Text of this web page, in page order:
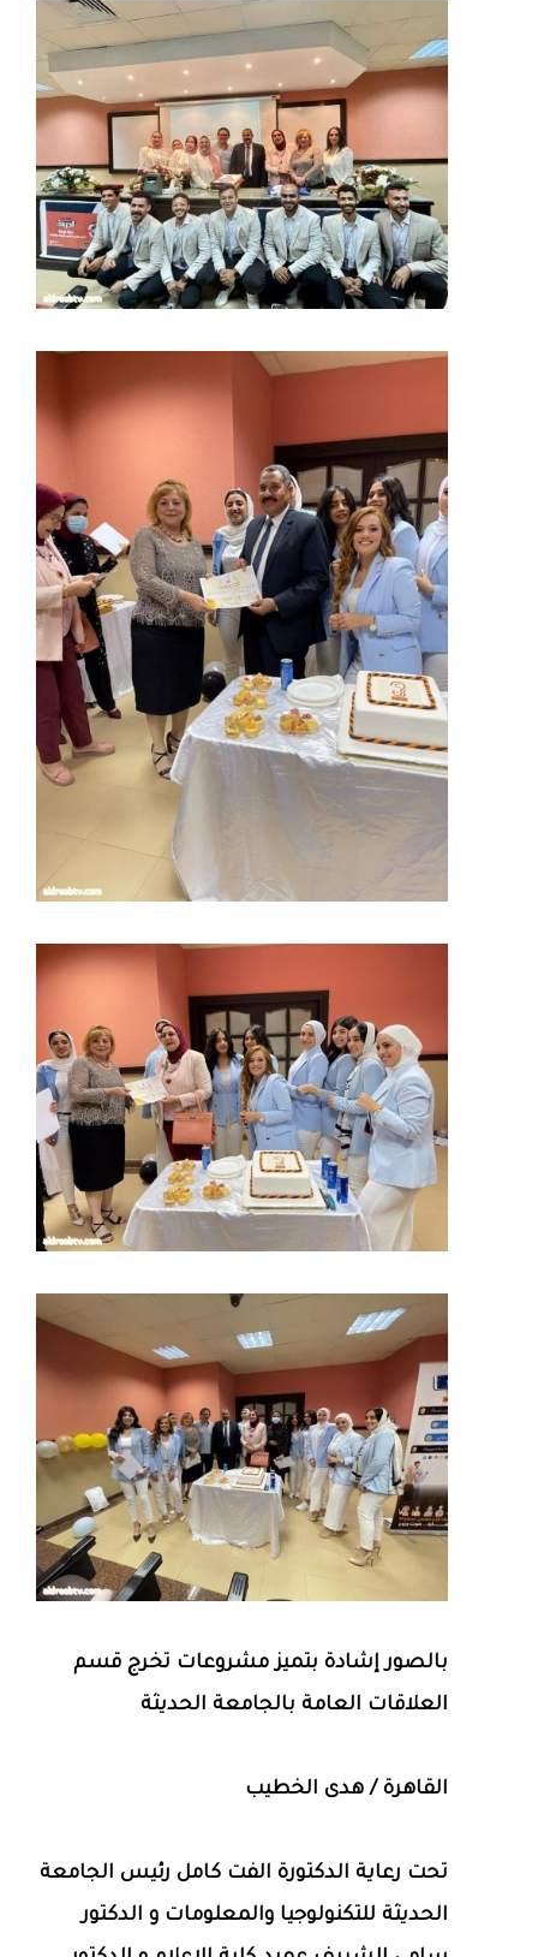
بالصور إشادة بتميز مشروعات تخرج قسم
العلاقات العامة بالجامعة الحديثة
القاهرة / هدى الخطيب
تحت رعاية الدكتورة الفت كامل رئيس الجامعة
الحديثة للتكنولوجيا والمعلومات و الدكتور